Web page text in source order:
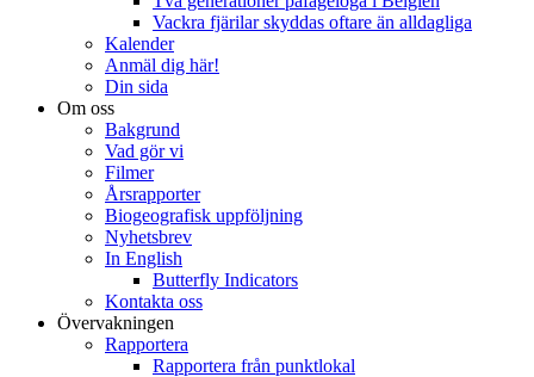
Vackra fjärilar skyddas oftare än alldagliga
Kalender
Anmäl dig här!
Din sida
Om oss
Bakgrund
Vad gör vi
Filmer
Årsrapporter
Biogeografisk uppföljning
Nyhetsbrev
In English
Butterfly Indicators
Kontakta oss
Övervakningen
Rapportera
Rapportera från punktlokal